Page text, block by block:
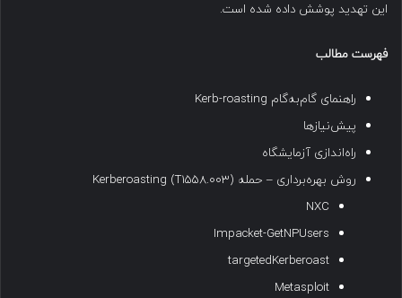
این تهدید پوشش داده شده است.
فهرست مطالب
راهنمای گام‌به‌گام Kerb-roasting
پیش‌نیازها
راه‌اندازی آزمایشگاه
روش بهره‌برداری – حمله Kerberoasting (T1558.003)
NXC
Impacket-GetNPUsers
targetedKerberoast
Metasploit